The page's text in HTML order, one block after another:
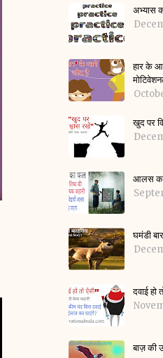
अभ्यास
हार के
खुद पर
आलस
घमंडी
दवाई हो
बाज़ की